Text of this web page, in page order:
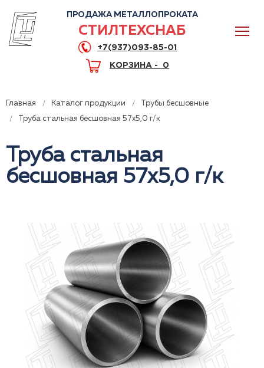
+7(937)093-85-01
ПРОДАЖА МЕТАЛЛОПРОКАТА
СТИЛТЕХСНАБ
+7(937)093-85-01
КОРЗИНА - 0
Главная Каталог продукции
Трубы бесшовные
Труба стальная бесшовная 57x5,0 г/к
Труба стальная
бесшовная 57x5,0 г/к